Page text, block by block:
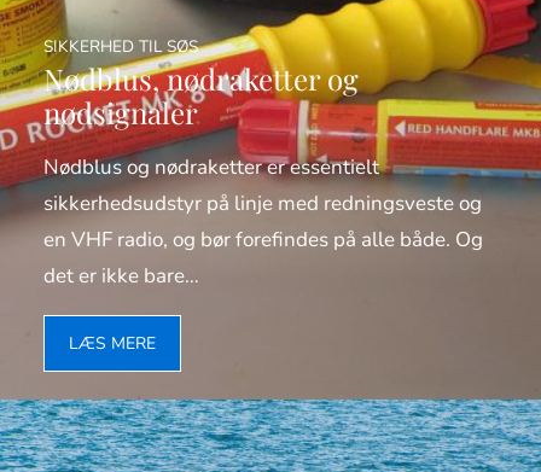
Nødblus, nødraketter og
nødsignaler
SIKKERHED TIL SØS
Nødblus og nødraketter er essentielt
sikkerhedsudstyr på linje med redningsveste og
en VHF radio, og bør forefindes på alle både. Og
det er ikke bare…
LÆS MERE